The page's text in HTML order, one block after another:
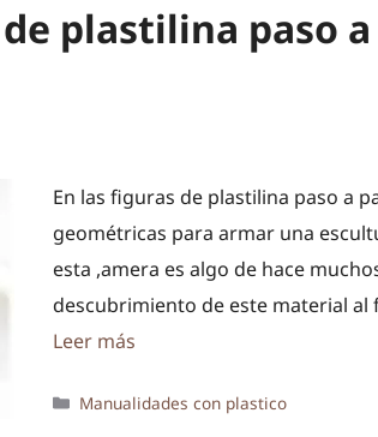
plastilina paso a
En las figuras de plastilina paso a
geométricas para armar una
esta ,amera es algo de hace
descubrimiento de este material
Leer más
Categorías
Manualidades con plastico